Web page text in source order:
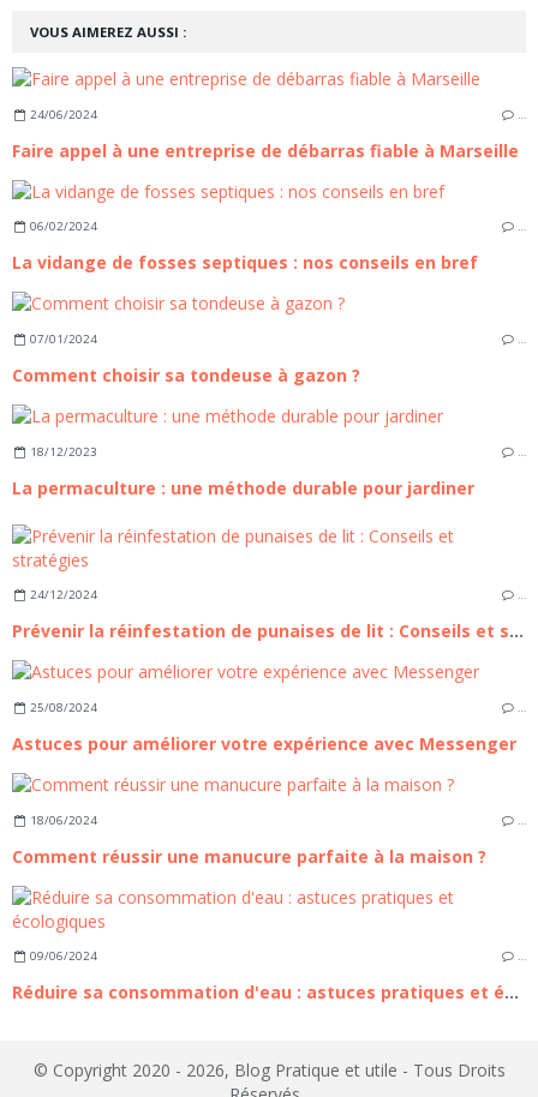
VOUS AIMEREZ AUSSI :
24/06/2024 …
Faire appel à une entreprise de débarras fiable à Marseille
06/02/2024 …
La vidange de fosses septiques : nos conseils en bref
07/01/2024 …
Comment choisir sa tondeuse à gazon ?
18/12/2023 …
La permaculture : une méthode durable pour jardiner
24/12/2024 …
Prévenir la réinfestation de punaises de lit : Conseils et stratégies
25/08/2024 …
Astuces pour améliorer votre expérience avec Messenger
18/06/2024
Comment réussir une manucure parfaite à la maison ?
09/06/2024 …
Réduire sa consommation d'eau : astuces pratiques et écologiques
© Copyright 2020 - 2026, Blog Pratique et utile - Tous Droits